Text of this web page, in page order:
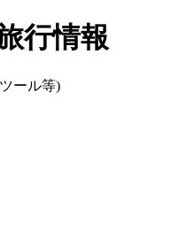
行情報
ール等)